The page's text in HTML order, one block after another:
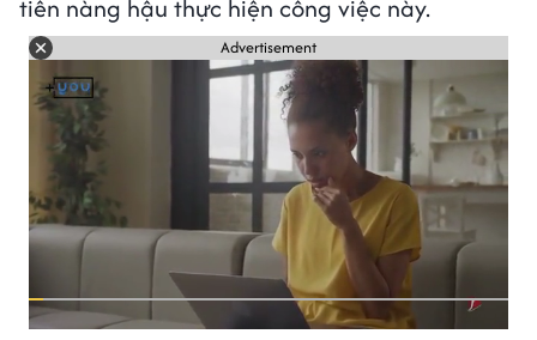
tiên nàng hậu thực hiện công việc này.
Advertisement